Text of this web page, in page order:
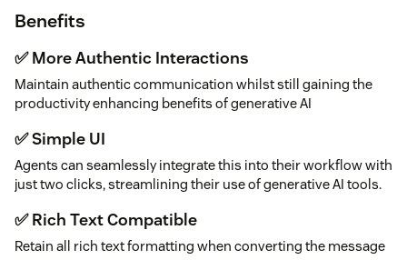
Benefits
✅ More Authentic Interactions
Maintain authentic communication whilst still gaining the
productivity enhancing benefits of generative AI
✅ Simple UI
Agents can seamlessly integrate this into their workflow with
just two clicks, streamlining their use of generative AI tools.
✅ Rich Text Compatible
Retain all rich text formatting when converting the message